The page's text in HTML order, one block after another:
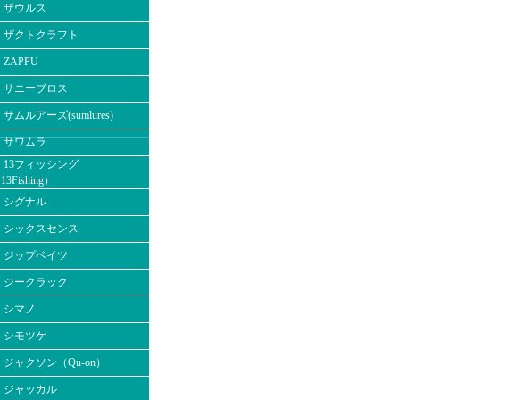
ザウルス
ザクトクラフト
ZAPPU
サニーブロス
サムルアーズ(sumlures)
サワムラ
13フィッシング
13Fishing）
シグナル
シックスセンス
ジップベイツ
ジークラック
シマノ
シモツケ
ジャクソン（Qu-on）
ジャッカル